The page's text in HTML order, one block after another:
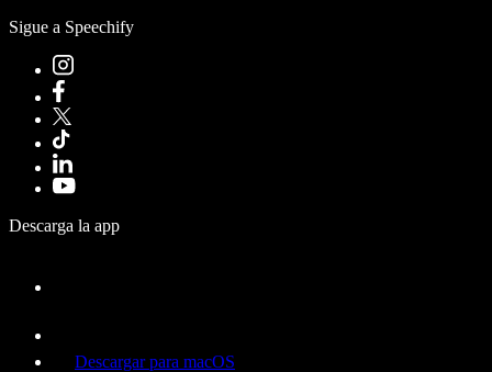
Sigue a Speechify
Descarga la app
Descargar para macOS